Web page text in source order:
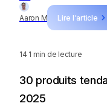
Aaron M Lire l'article
divers créneaux en
14 1 min de lecture
30 produits
2025